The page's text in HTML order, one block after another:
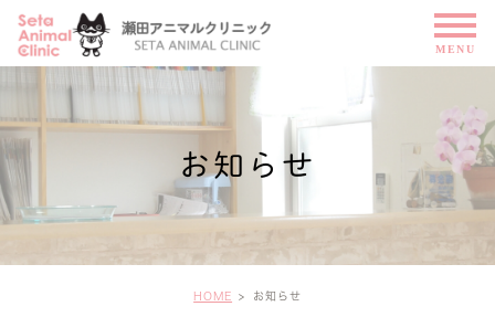
お知らせ
HOME お知らせ